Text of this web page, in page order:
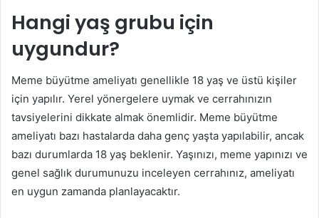
Hangi yaş grubu için
uygundur?
Meme büyütme ameliyatı genellikle 18 yaş ve üstü kişiler
için yapılır. Yerel yönergelere uymak ve cerrahınızın
tavsiyelerini dikkate almak önemlidir. Meme büyütme
ameliyatı bazı hastalarda daha genç yaşta yapılabilir, ancak
bazı durumlarda 18 yaş beklenir. Yaşınızı, meme yapınızı ve
genel sağlık durumunuzu inceleyen cerrahınız, ameliyatı
en uygun zamanda planlayacaktır.